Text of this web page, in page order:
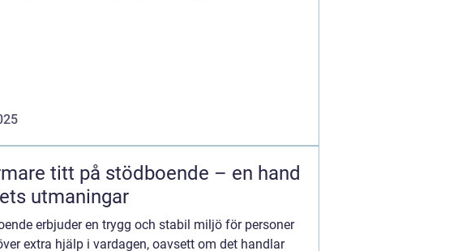
titt på stödboende – en hand
utmaningar
erbjuder en trygg och stabil miljö för personer
extra hjälp i vardagen, oavsett om det handlar